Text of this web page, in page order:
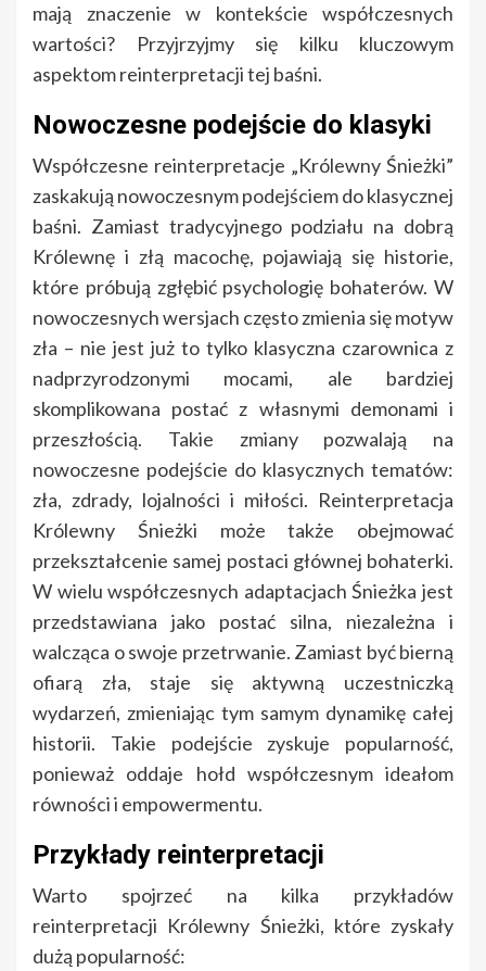
mają znaczenie w kontekście współczesnych
wartości? Przyjrzyjmy się kilku kluczowym
aspektom reinterpretacji tej baśni.
Nowoczesne podejście do klasyki
Współczesne reinterpretacje „Królewny Śnieżki”
zaskakują nowoczesnym podejściem do klasycznej
baśni. Zamiast tradycyjnego podziału na dobrą
Królewnę i złą macochę, pojawiają się historie,
które próbują zgłębić psychologię bohaterów. W
nowoczesnych wersjach często zmienia się motyw
zła – nie jest już to tylko klasyczna czarownica z
nadprzyrodzonymi mocami, ale bardziej
skomplikowana postać z własnymi demonami i
przeszłością. Takie zmiany pozwalają na
nowoczesne podejście do klasycznych tematów:
zła, zdrady, lojalności i miłości. Reinterpretacja
Królewny Śnieżki może także obejmować
przekształcenie samej postaci głównej bohaterki.
W wielu współczesnych adaptacjach Śnieżka jest
przedstawiana jako postać silna, niezależna i
walcząca o swoje przetrwanie. Zamiast być bierną
ofiarą zła, staje się aktywną uczestniczką
wydarzeń, zmieniając tym samym dynamikę całej
historii. Takie podejście zyskuje popularność,
ponieważ oddaje hołd współczesnym ideałom
równości i empowermentu.
Przykłady reinterpretacji
Warto spojrzeć na kilka przykładów
reinterpretacji Królewny Śnieżki, które zyskały
dużą popularność: